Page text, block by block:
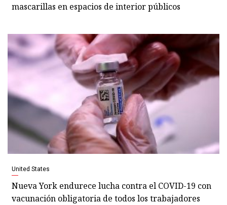
mascarillas en espacios de interior públicos
United States
Nueva York endurece lucha contra el COVID-19 con
vacunación obligatoria de todos los trabajadores